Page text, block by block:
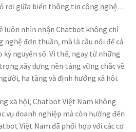
rơi giữa biển thông tin công nghệ…
luôn nhìn nhận Chatbot không chỉ
nghệ đơn thuần, mà là cầu nối để cả
kỷ nguyên số. Vì thế, ngay từ những
xây dựng nền tảng vững chắc về
hạ tầng và định hướng xã hội.
xã hội, Chatbot Việt Nam không
vụ doanh nghiệp mà còn hướng đến
Việt Nam đã phối hợp với các cơ